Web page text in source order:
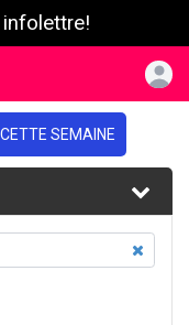
CETTE SEMAINE